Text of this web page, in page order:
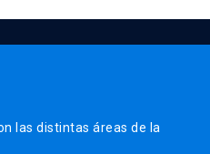
las distintas áreas de la